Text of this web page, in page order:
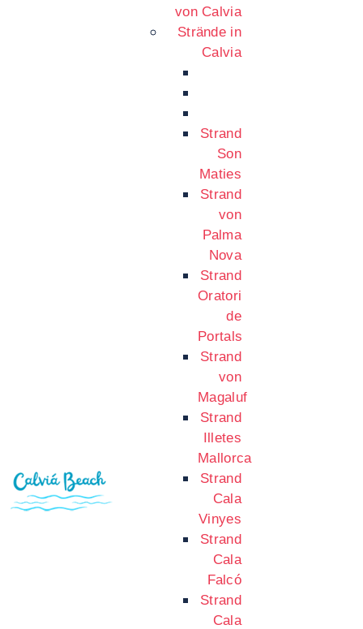
von Calvia
Strände in
Calvia
Strand
Son
Maties
Strand
von
Palma
Nova
Strand
Oratori
de
Portals
Strand
von
Magaluf
Strand
Illetes
Mallorca
Strand
Cala
Vinyes
Strand
Cala
Falcó
Strand
Cala